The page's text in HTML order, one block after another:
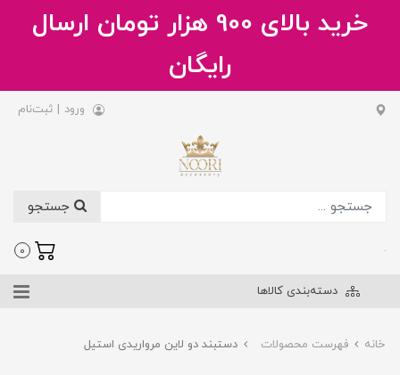
خرید بالای 900 هزار تومان ارسال
رایگان
ورود | ثبت‌نام
.
0
دسته‌بندی کالاها
خانه فهرست محصولات دستبند دو لاین مرواریدی استیل